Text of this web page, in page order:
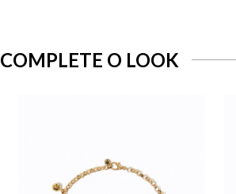
COMPLETE O LOOK